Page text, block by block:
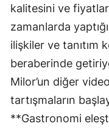
kalitesini ve
zamanlarda
ilişkiler ve tanıtım
beraberinde
Milor’un diğer
tartışmaların
**Gastronomi